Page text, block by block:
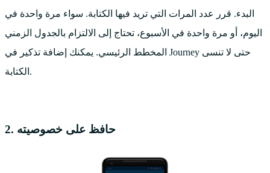
البدء. قرر عدد المرات التي تريد فيها الكتابة. سواء مرة واحدة في
اليوم، أو مرة واحدة في الأسبوع، تحتاج إلى الالتزام بالجدول الزمني
المخطط الرئيسي. يمكنك إضافة تذكير في Journey حتى لا تنسى
الكتابة.
2. حافظ على خصوصيته